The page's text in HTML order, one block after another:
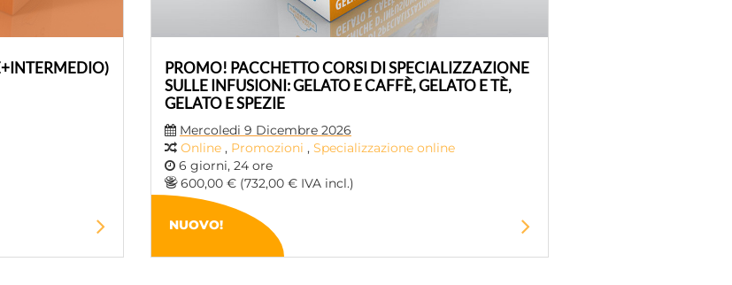
PROMO! PACCHETTO CORSI DI SPECIALIZZAZIONE
SULLE INFUSIONI: GELATO E CAFFÈ, GELATO E TÈ,
GELATO E SPEZIE
Mercoledi 9 Dicembre 2026
Online , Promozioni , Specializzazione online
6 giorni, 24 ore
600,00 € (732,00 € IVA incl.)
NUOVO!